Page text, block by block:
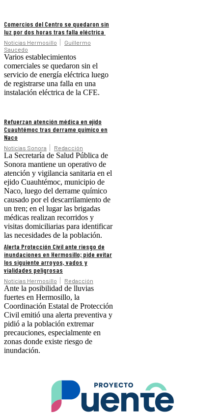
Comercios del Centro se quedaron sin
luz por dos horas tras falla eléctrica
Noticias Hermosillo
Guillermo
Saucedo
Varios establecimientos
comerciales se quedaron sin el
servicio de energía eléctrica luego
de registrarse una falla en una
instalación eléctrica de la CFE.
Refuerzan atención médica en ejido
Cuauhtémoc tras derrame químico en
Naco
Noticias Sonora Redacción
La Secretaría de Salud Pública de
Sonora mantiene un operativo de
atención y vigilancia sanitaria en el
ejido Cuauhtémoc, municipio de
Naco, luego del derrame químico
causado por el descarrilamiento de
un tren; en el lugar las brigadas
médicas realizan recorridos y
visitas domiciliarias para identificar
las necesidades de la población.
Alerta Protección Civil ante riesgo de
inundaciones en Hermosillo; pide evitar
los siguiente arroyos, vados y
vialidades peligrosas
Noticias Hermosillo Redacción
Ante la posibilidad de lluvias
fuertes en Hermosillo, la
Coordinación Estatal de Protección
Civil emitió una alerta preventiva y
pidió a la población extremar
precauciones, especialmente en
zonas donde existe riesgo de
inundación.